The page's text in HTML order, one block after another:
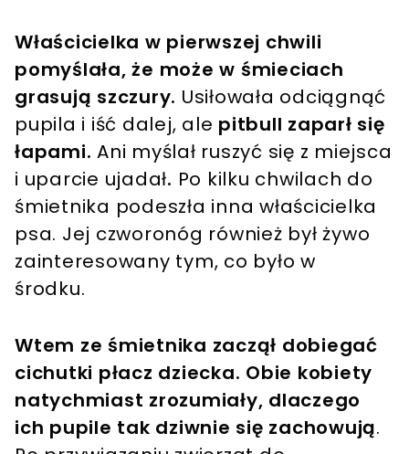
Właścicielka w pierwszej chwili
pomyślała, że może w śmieciach
grasują szczury. Usiłowała odciągnąć
pupila i iść dalej, ale pitbull zaparł się
łapami. Ani myślał ruszyć się z miejsca
i uparcie ujadał. Po kilku chwilach do
śmietnika podeszła inna właścicielka
psa. Jej czworonóg również był żywo
zainteresowany tym, co było w
środku.
Wtem ze śmietnika zaczął dobiegać
cichutki płacz dziecka. Obie kobiety
natychmiast zrozumiały, dlaczego
ich pupile tak dziwnie się zachowują.